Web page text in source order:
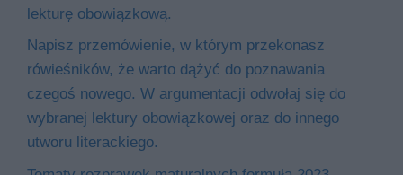
lekturę obowiązkową.
Napisz przemówienie, w którym przekonasz
rówieśników, że warto dążyć do poznawania
czegoś nowego. W argumentacji odwołaj się do
wybranej lektury obowiązkowej oraz do innego
utworu literackiego.